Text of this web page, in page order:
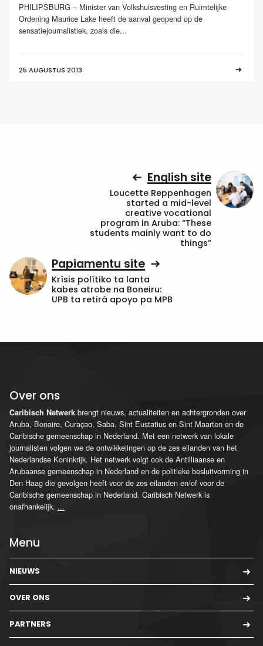
PHILIPSBURG – Minister van Volkshuisvesting en Ruimtelijke
Ordening Maurice Lake heeft de aanval geopend op de
sensatiejournalistiek, zoals die...
25 AUGUSTUS 2013
English site
Loucette Reppenhagen
started a mid-level
creative vocational
program in Aruba: “These
students mainly want to do
things”
Papiamentu site
Krísis polítiko ta lanta
kabes atrobe na Boneiru:
UPB ta retirá apoyo pa MPB
Over ons
Caribisch Netwerk brengt nieuws, actualiteiten en achtergronden over
Aruba, Bonaire, Curaçao, Saba, Sint Eustatius en Sint Maarten en de
Caribische gemeenschap in Nederland. Met een netwerk van lokale
journalisten volgen we de ontwikkelingen op de zes eilanden van het
Nederlandse Koninkrijk. Het netwerk volgt ook de Antilliaanse en
Arubaanse gemeenschap in Nederland en de politieke besluitvorming in
Den Haag die gevolgen heeft voor de zes eilanden en/of voor de
Caribische gemeenschap in Nederland. Caribisch Netwerk is
onafhankelijk. ...
Menu
NIEUWS
OVER ONS
PARTNERS